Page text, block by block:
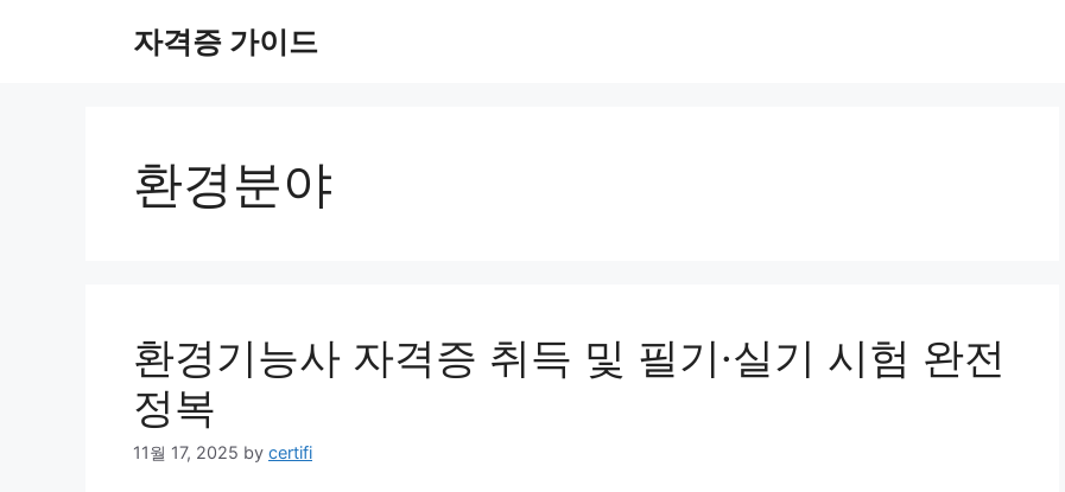
자격증 가이드
환경분야
환경기능사 자격증 취득 및 필기·실기 시험 완전
정복
11월 17, 2025 by certifi